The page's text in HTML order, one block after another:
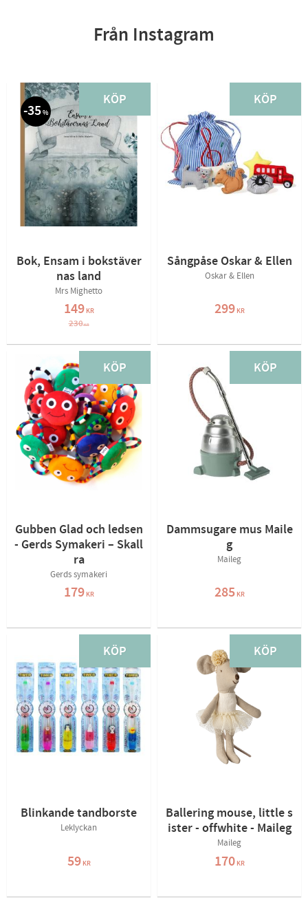
Från Instagram
Bok, Ensam i bokstäver
nas land
Mrs Mighetto
149KR
230KR
35%
KÖP
Sångpåse Oskar & Ellen
Oskar & Ellen
299KR
KÖP
Gubben Glad och ledsen
- Gerds Symakeri – Skall
ra
Gerds symakeri
179KR
KÖP
Dammsugare mus Maile
g
Maileg
285KR
KÖP
Blinkande tandborste
Leklyckan
59KR
KÖP
Ballering mouse, little s
ister - offwhite - Maileg
Maileg
170KR
KÖP